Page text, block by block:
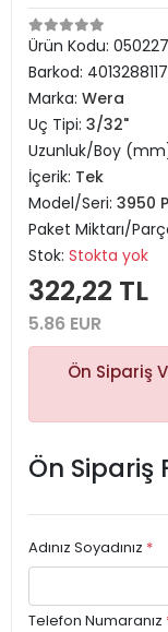
Ürün Kodu:
Barkod:
Marka: Wera
Uç Tipi: 3/32"
Uzunluk/Boy
İçerik: Tek
Model/Seri: 3950
Paket Miktarı/
Stok: Stokta yok
322,22 TL
5.86 EUR
Ön Sipariş
Ön Sipariş
Adınız Soyadınız *
Telefon Numaranız